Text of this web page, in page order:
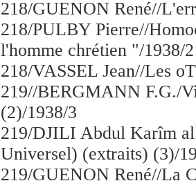
218/GUENON René//
218/PULBY Pierre//
l'homme chrétien "/1938/2
218/VASSEL Jean//Les
219//BERGMANN F.G./
(2)/1938/3
219/DJILI Abdul Karîm
Universel) (extraits) (3)/
219/GUENON René//La